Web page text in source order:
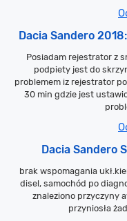
Dacia Sandero
Posiadam rejestrator z
podpiety jest do
problemem iz rejestrator
30 min gdzie jest
Dacia Sandero
brak wspomagania
disel, samochód po
znaleziono przyczyny
przyniosła